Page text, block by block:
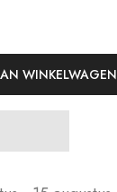
WINKELWAGEN